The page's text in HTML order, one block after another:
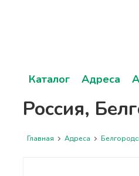
Каталог Адреса
Россия,
Главная Адреса